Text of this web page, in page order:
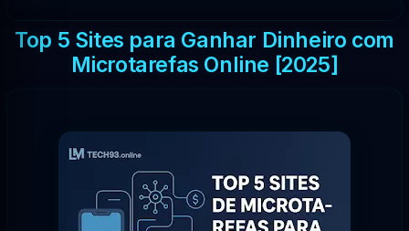
Top 5 Sites para Ganhar Dinheiro com
Microtarefas Online [2025]